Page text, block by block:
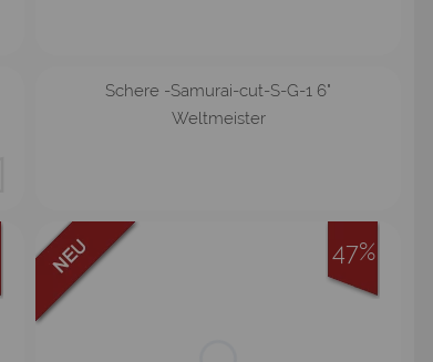
Schere -Samurai-cut-S-G-1 6"
Weltmeister
47%